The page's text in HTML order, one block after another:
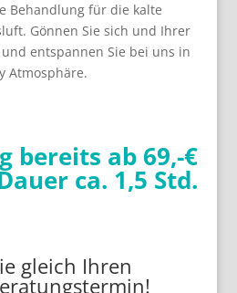
Behandlung für die kalte
Gönnen Sie sich und Ihrer
entspannen Sie bei uns in
Atmosphäre.
bereits ab 69,-€
ca. 1,5 Std.
gleich Ihren